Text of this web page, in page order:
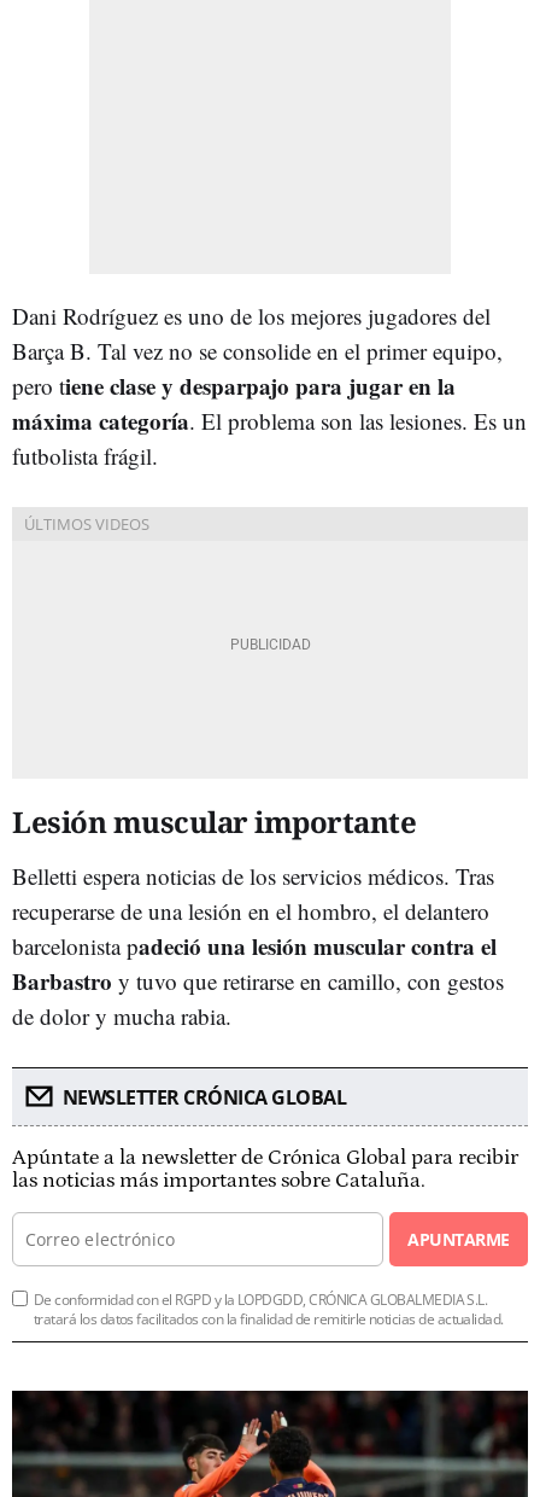
Dani Rodríguez es uno de los mejores jugadores del
Barça B. Tal vez no se consolide en el primer equipo,
pero tiene clase y desparpajo para jugar en la
máxima categoría. El problema son las lesiones. Es un
futbolista frágil.
Lesión muscular importante
Belletti espera noticias de los servicios médicos. Tras
recuperarse de una lesión en el hombro, el delantero
barcelonista padeció una lesión muscular contra el
Barbastro y tuvo que retirarse en camillo, con gestos
de dolor y mucha rabia.
NEWSLETTER CRÓNICA GLOBAL
Apúntate a la newsletter de Crónica Global para recibir
las noticias más importantes sobre Cataluña.
APUNTARME
De conformidad con el RGPD y la LOPDGDD, CRÓNICA GLOBALMEDIA S.L.
tratará los datos facilitados con la finalidad de remitirle noticias de actualidad.